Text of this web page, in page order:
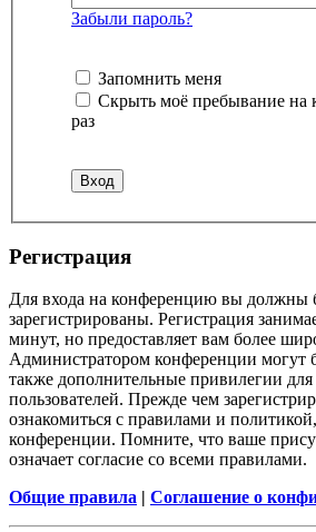
Забыли пароль?
Запомнить меня
Скрыть моё пребывание на
раз
Регистрация
Для входа на конференцию вы должны
зарегистрированы. Регистрация
минут, но предоставляет вам более
Администратором конференции могут
также дополнительные привилегии
пользователей. Прежде чем
ознакомиться с правилами и
конференции. Помните, что ваше
означает согласие со всеми правилами.
Общие правила | Соглашение о